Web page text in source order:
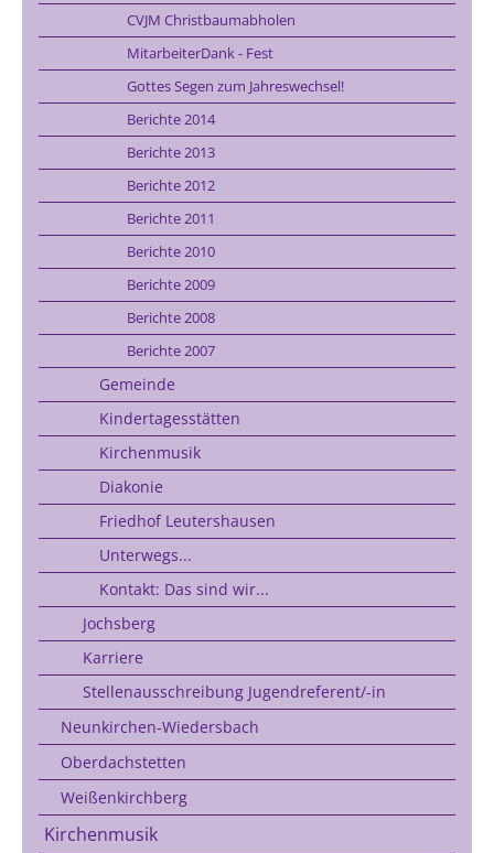
CVJM Christbaumabholen
MitarbeiterDank - Fest
Gottes Segen zum Jahreswechsel!
Berichte 2014
Berichte 2013
Berichte 2012
Berichte 2011
Berichte 2010
Berichte 2009
Berichte 2008
Berichte 2007
Gemeinde
Kindertagesstätten
Kirchenmusik
Diakonie
Friedhof Leutershausen
Unterwegs...
Kontakt: Das sind wir...
Jochsberg
Karriere
Stellenausschreibung Jugendreferent/-in
Neunkirchen-Wiedersbach
Oberdachstetten
Weißenkirchberg
Kirchenmusik